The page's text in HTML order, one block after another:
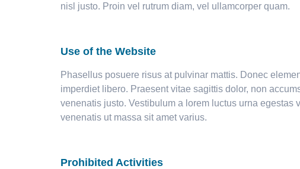
nisl justo. Proin vel rutrum diam, vel ullamcorper quam.
Use of the Website
Phasellus posuere risus at pulvinar mattis. Donec
imperdiet libero. Praesent vitae sagittis dolor, non
venenatis justo. Vestibulum a lorem luctus urna
venenatis ut massa sit amet varius.
Prohibited Activities